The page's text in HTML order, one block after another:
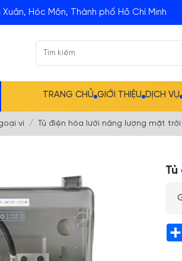
Hóc Môn, Thành phố Hồ Chí Minh
TRANG CHỦ GIỚI THIỆU DỊCH VỤ
vi Tủ điện hòa lưới năng lượng mặt